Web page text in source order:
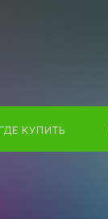
КУПИТЬ